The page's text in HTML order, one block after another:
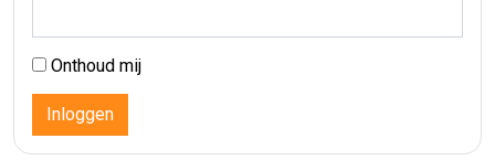
Onthoud mij